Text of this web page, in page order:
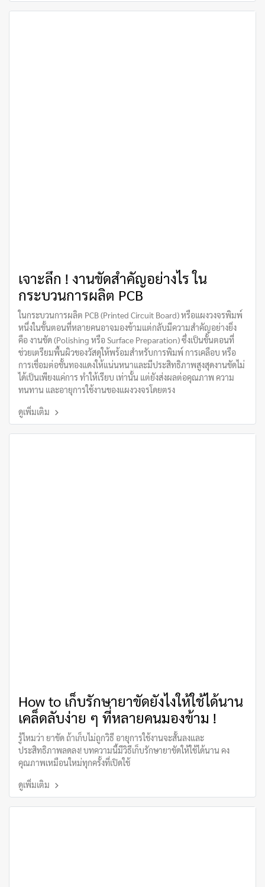
เจาะลึก ! งานขัดสำคัญอย่างไร ใน
กระบวนการผลิต PCB
ในกระบวนการผลิต PCB (Printed Circuit Board) หรือแผงวงจรพิมพ์
หนึ่งในขั้นตอนที่หลายคนอาจมองข้ามแต่กลับมีความสำคัญอย่างยิ่ง
คือ งานขัด (Polishing หรือ Surface Preparation) ซึ่งเป็นขั้นตอนที่
ช่วยเตรียมพื้นผิวของวัสดุให้พร้อมสำหรับการพิมพ์ การเคลือบ หรือ
การเชื่อมต่อชั้นทองแดงให้แน่นหนาและมีประสิทธิภาพสูงสุดงานขัดไม่
ได้เป็นเพียงแค่การ ทำให้เรียบ เท่านั้น แต่ยังส่งผลต่อคุณภาพ ความ
ทนทาน และอายุการใช้งานของแผงวงจรโดยตรง
ดูเพิ่มเติม
How to เก็บรักษายาขัดยังไงให้ใช้ได้นาน
เคล็ดลับง่าย ๆ ที่หลายคนมองข้าม !
รู้ไหมว่า ยาขัด ถ้าเก็บไม่ถูกวิธี อายุการใช้งานจะสั้นลงและ
ประสิทธิภาพลดลง! บทความนี้มีวิธีเก็บรักษายาขัดให้ใช้ได้นาน คง
คุณภาพเหมือนใหม่ทุกครั้งที่เปิดใช้
ดูเพิ่มเติม